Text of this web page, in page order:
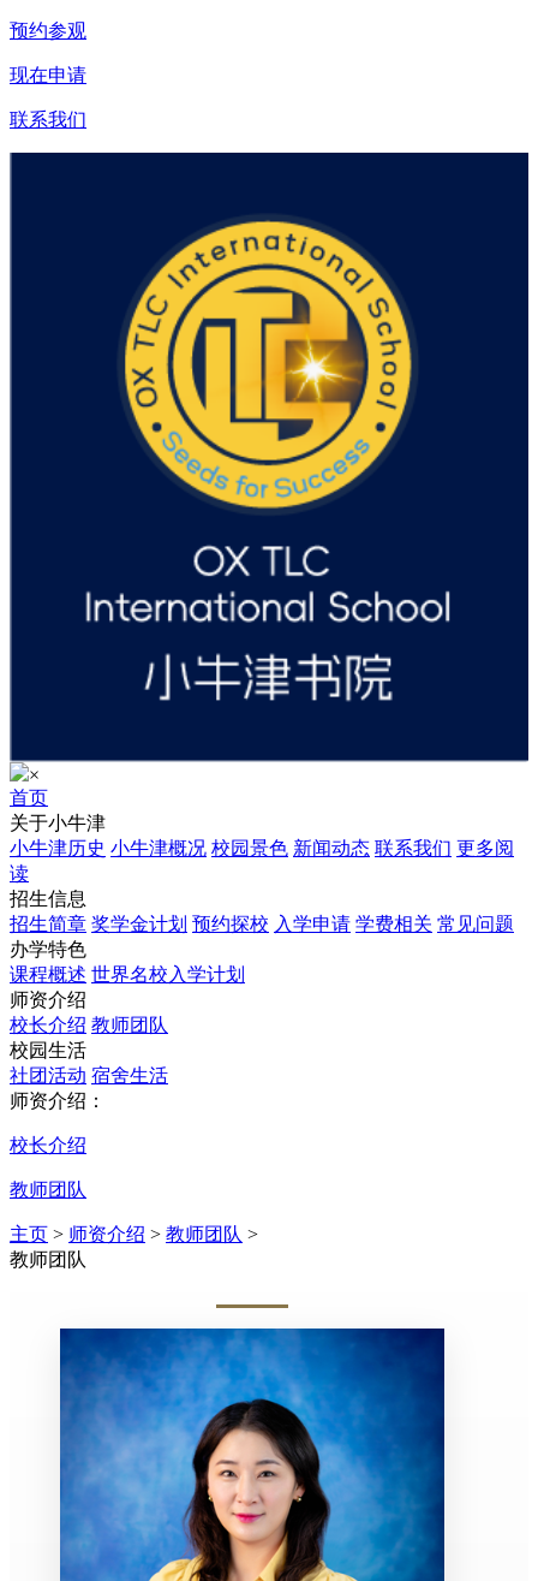
预约参观
现在申请
联系我们
×
首页
关于小牛津
小牛津历史 小牛津概况 校园景色 新闻动态 联系我们 更多阅
读
招生信息
招生简章 奖学金计划 预约探校 入学申请 学费相关 常见问题
办学特色
课程概述 世界名校入学计划
师资介绍
校长介绍 教师团队
校园生活
社团活动 宿舍生活
师资介绍：
校长介绍
教师团队
主页 > 师资介绍 > 教师团队 >
教师团队